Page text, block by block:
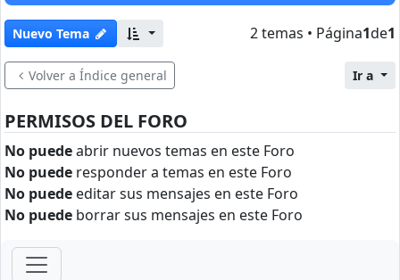
Nuevo Tema 2 temas • Página1de1
Volver a Índice general Ir a
PERMISOS DEL FORO
No puedeabrir nuevos temas en este Foro
No puede responder a temas en este Foro
No puede editar sus mensajes en este Foro
No puede borrar sus mensajes en este Foro